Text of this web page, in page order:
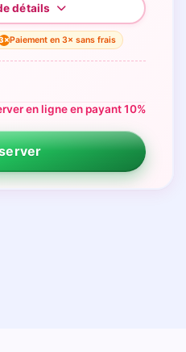
Paiement en 3× sans frais
en ligne en payant 10%